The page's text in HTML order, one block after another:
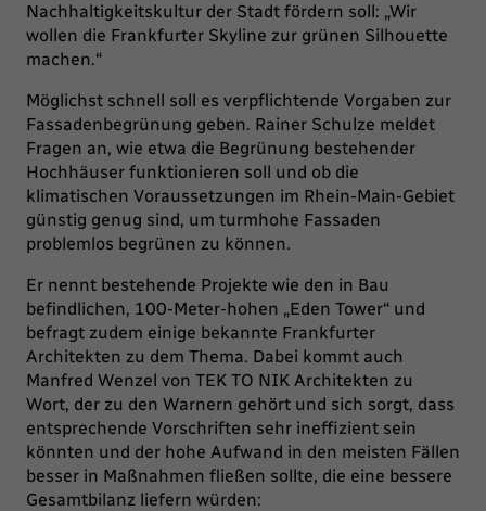
Nachhaltigkeitskultur der Stadt fördern soll: „Wir
wollen die Frankfurter Skyline zur grünen Silhouette
machen.“
Möglichst schnell soll es verpflichtende Vorgaben zur
Fassadenbegrünung geben. Rainer Schulze meldet
Fragen an, wie etwa die Begrünung bestehender
Hochhäuser funktionieren soll und ob die
klimatischen Voraussetzungen im Rhein-Main-Gebiet
günstig genug sind, um turmhohe Fassaden
problemlos begrünen zu können.
Er nennt bestehende Projekte wie den in Bau
befindlichen, 100-Meter-hohen „Eden Tower“ und
befragt zudem einige bekannte Frankfurter
Architekten zu dem Thema. Dabei kommt auch
Manfred Wenzel von TEK TO NIK Architekten zu
Wort, der zu den Warnern gehört und sich sorgt, dass
entsprechende Vorschriften sehr ineffizient sein
könnten und der hohe Aufwand in den meisten Fällen
besser in Maßnahmen fließen sollte, die eine bessere
Gesamtbilanz liefern würden: